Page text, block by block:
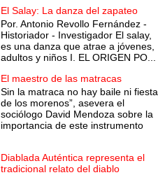
El Salay: La danza del zapateo
Por. Antonio Revollo Fernández -
Historiador - Investigador El salay,
es una danza que atrae a jóvenes,
adultos y niños I. EL ORIGEN PO...
El maestro de las matracas
Sin la matraca no hay baile ni fiesta
de los morenos”, asevera el
sociólogo David Mendoza sobre la
importancia de este instrumento
Diablada Auténtica representa el
tradicional relato del diablo